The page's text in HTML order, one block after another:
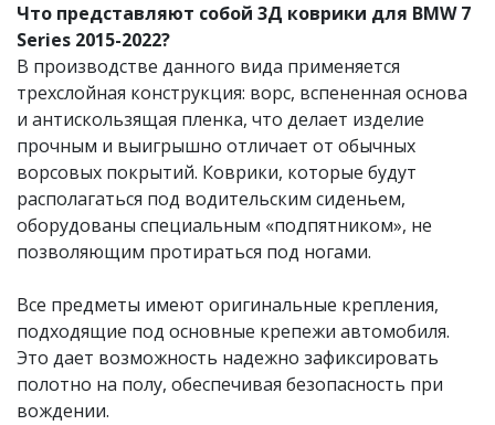
Что представляют собой 3Д коврики для BMW 7
Series 2015-2022?
В производстве данного вида применяется
трехслойная конструкция: ворс, вспененная основа
и антискользящая пленка, что делает изделие
прочным и выигрышно отличает от обычных
ворсовых покрытий. Коврики, которые будут
располагаться под водительским сиденьем,
оборудованы специальным «подпятником», не
позволяющим протираться под ногами.
Все предметы имеют оригинальные крепления,
подходящие под основные крепежи автомобиля.
Это дает возможность надежно зафиксировать
полотно на полу, обеспечивая безопасность при
вождении.